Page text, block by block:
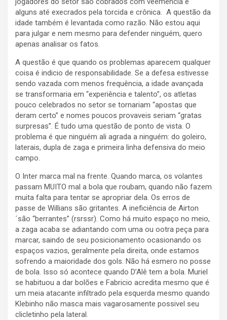
alguns até execrados pela torcida e crônica. A questão da
idade também é levantada como razão. Não estou aqui
para julgar e nem mesmo para defender ninguém, quero
apenas analisar os fatos.
A questão é que quando os problemas aparecem qualquer
coisa é indicio de responsabilidade. Se a defesa estivesse
sendo vazada com menos frequência, a idade avançada
se transformaria em “experiência e talento”, os atletas
pouco celebrados no setor se tornariam “apostas que
deram certo” e nomes poucos provaveis seriam “gratas
surpresas”. É tudo uma questão de ponto de vista. O
problema é que ninguém ali agrada a ninguém: do goleiro,
laterais, dupla de zaga e primeira linha defensiva do meio
campo.
O Inter marca mal na frente. Quando marca, os volantes
passam MUITO mal a bola que roubam, quando não fazem
muita falta para tentar se apropriar dela. Os erros de
passe de Willians são gritantes. A ineficiência de Airton
´são “berrantes” (rsrssr). Como há muito espaço no meio,
a zaga acaba se adiantando com uma ou ootra peça para
marcar, saindo de seu posicionamento ocasionando os
espaços vazios, geralmente pela direita, onde estamos
sofrendo a maioridade dos gols. Não há esmero no posse
de bola. Isso só acontece quando D’Alê tem a bola. Muriel
se habituou a dar bolões e Fabricio acredita mesmo que é
um meia atacante infiltrado pela esquerda mesmo quando
Klebinho não masca mais vagarosamente possivel seu
clicletinho pela lateral.